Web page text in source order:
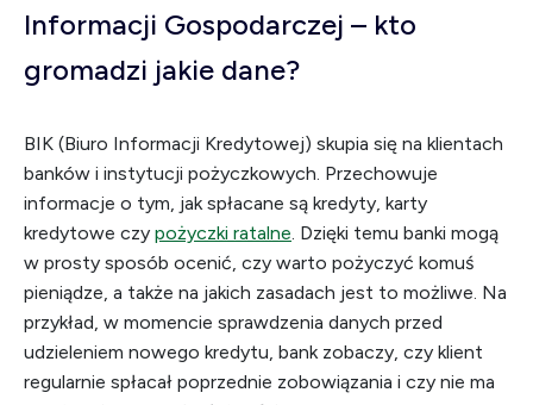
Informacji Gospodarczej – kto
gromadzi jakie dane?
BIK (Biuro Informacji Kredytowej) skupia się na klientach
banków i instytucji pożyczkowych. Przechowuje
informacje o tym, jak spłacane są kredyty, karty
kredytowe czy pożyczki ratalne. Dzięki temu banki mogą
w prosty sposób ocenić, czy warto pożyczyć komuś
pieniądze, a także na jakich zasadach jest to możliwe. Na
przykład, w momencie sprawdzenia danych przed
udzieleniem nowego kredytu, bank zobaczy, czy klient
regularnie spłacał poprzednie zobowiązania i czy nie ma